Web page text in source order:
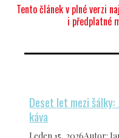
Tento článek v plné verzi
i předplatné
Deset let mezi šálky:
káva